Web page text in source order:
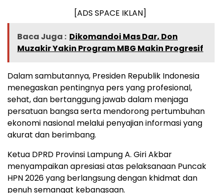
[ADS SPACE IKLAN]
Baca Juga : Dikomandoi Mas Dar, Don
Muzakir Yakin Program MBG Makin Progresif
Dalam sambutannya, Presiden Republik Indonesia
menegaskan pentingnya pers yang profesional,
sehat, dan bertanggung jawab dalam menjaga
persatuan bangsa serta mendorong pertumbuhan
ekonomi nasional melalui penyajian informasi yang
akurat dan berimbang.
Ketua DPRD Provinsi Lampung A. Giri Akbar
menyampaikan apresiasi atas pelaksanaan Puncak
HPN 2026 yang berlangsung dengan khidmat dan
penuh semangat kebangsaan.